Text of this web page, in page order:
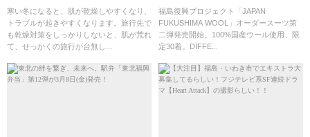
寒い冬になると、肌が乾燥しやすくなり、
トラブルが起きやすくなります。旅行先で
も乾燥対策をしっかりしないと、肌が荒れ
て、せっかくの旅行が台無し...
スーツ 第二弾が、限定30着で発
売開始！
福島復興プロジェクト「JAPAN
FUKUSHIMA WOOL」オーダースーツ第
二弾発売開始。100%国産ウール使用、限
定30着。DIFFE...